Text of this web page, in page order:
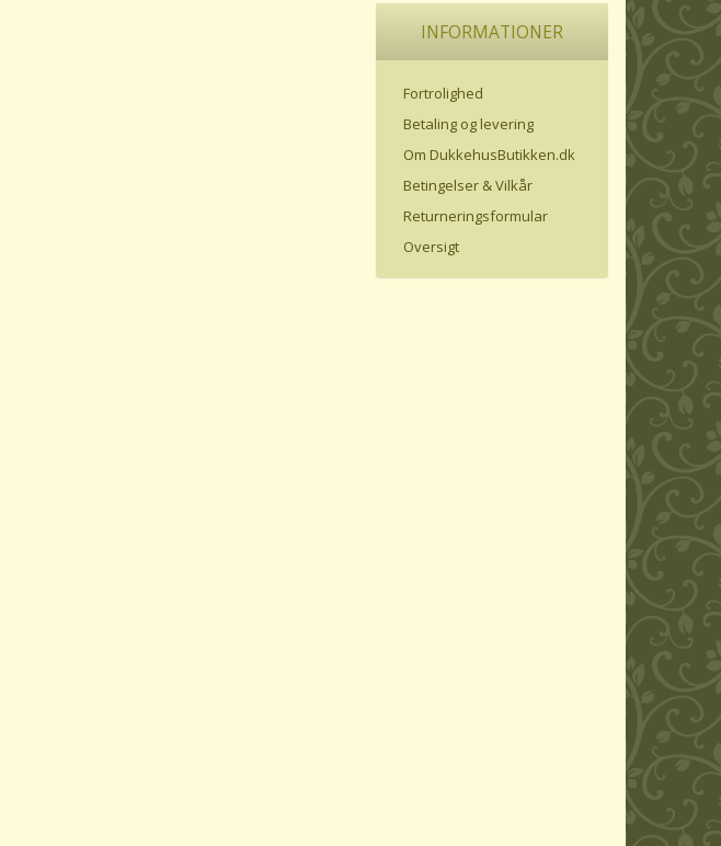
INFORMATIONER
Fortrolighed
Betaling og levering
Om DukkehusButikken.dk
Betingelser & Vilkår
Returneringsformular
Oversigt